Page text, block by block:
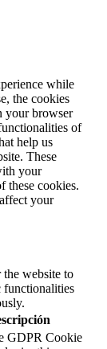
while
the cookies
your browser
of
help us
These
your
these cookies.
your
the website to
functionalities
GDPR Cookie